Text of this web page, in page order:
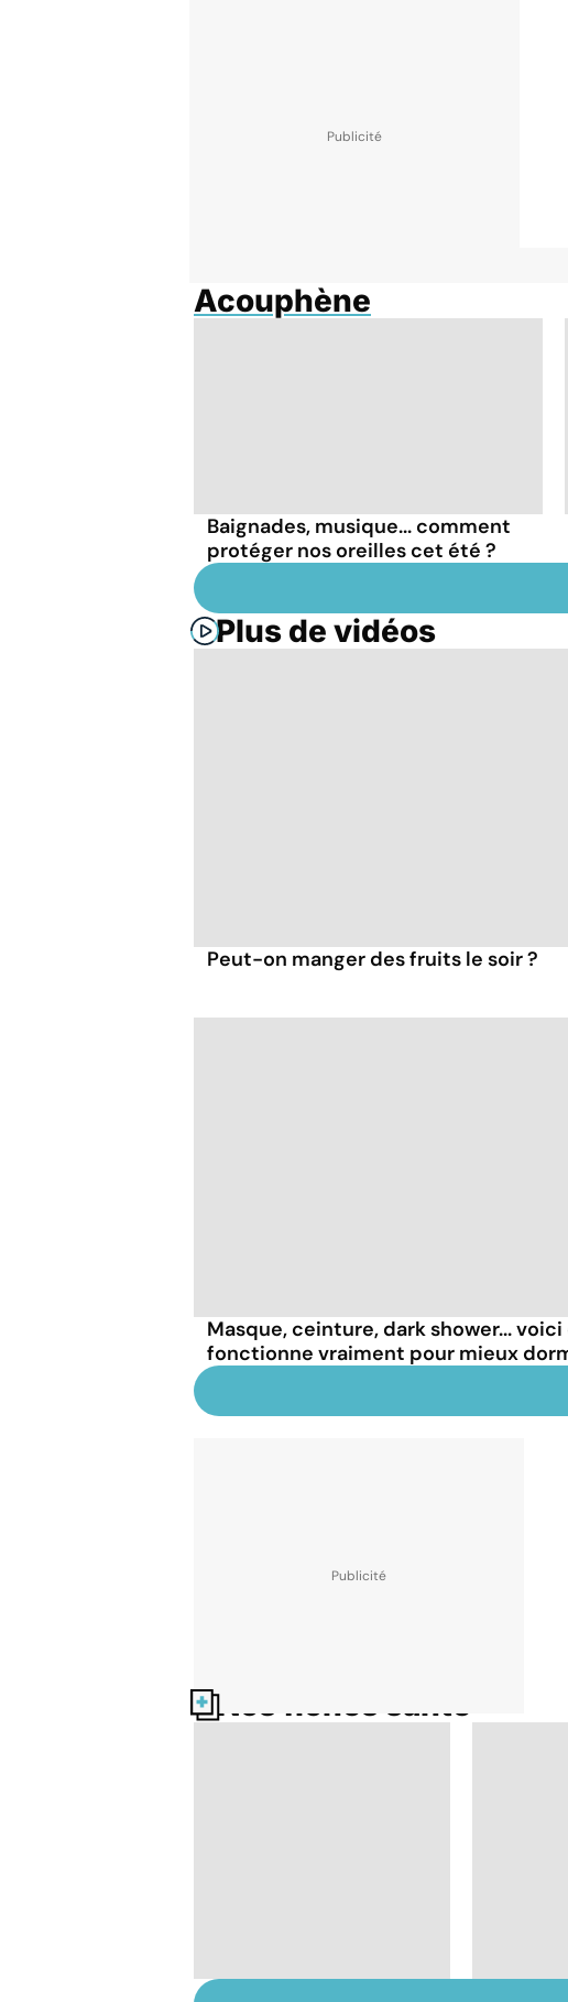
Acouphène
Baignades, musique... comment
protéger nos oreilles cet été ?
Plus de vidéos
Peut-on manger des fruits le soir ?
Masque, ceinture, dark shower...
fonctionne vraiment pour mieux
Nos fiches santé